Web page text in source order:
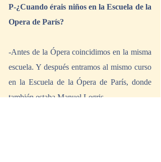
P-¿Cuando érais niños en la Escuela de la
Opera de París?
-Antes de la Ópera coincidimos en la misma
escuela. Y después entramos al mismo curso
en la Escuela de la Ópera de París, donde
también estaba Manuel Legris.